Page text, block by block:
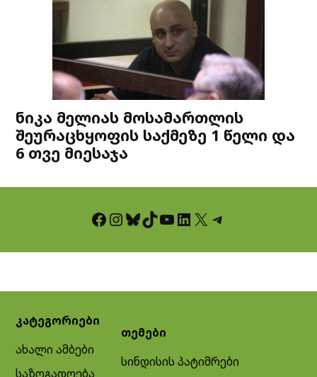
ნიკა მელიას მოსამართლის
შეურაცხყოფის საქმეზე 1 წელი და
6 თვე მიესაჯა
Facebook InstagramBluesky TikTok YouTube LinkedIn X Telegram
კატეგორიები
ახალი ამბები
საზოგადოება
თემები
სინდისის პატიმრები